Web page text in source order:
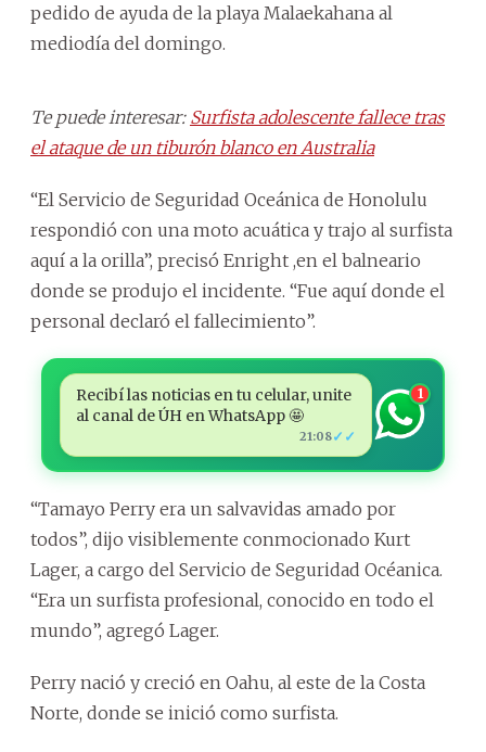
pedido de ayuda de la playa Malaekahana al
mediodía del domingo.
Te puede interesar: Surfista adolescente fallece tras
el ataque de un tiburón blanco en Australia
“El Servicio de Seguridad Oceánica de Honolulu
respondió con una moto acuática y trajo al surfista
aquí a la orilla”, precisó Enright ,en el balneario
donde se produjo el incidente. “Fue aquí donde el
personal declaró el fallecimiento”.
Recibí las noticias en tu celular, unite
al canal de ÚH en WhatsApp 🤩
21:08✓✓
1
“Tamayo Perry era un salvavidas amado por
todos”, dijo visiblemente conmocionado Kurt
Lager, a cargo del Servicio de Seguridad Océanica.
“Era un surfista profesional, conocido en todo el
mundo”, agregó Lager.
Perry nació y creció en Oahu, al este de la Costa
Norte, donde se inició como surfista.